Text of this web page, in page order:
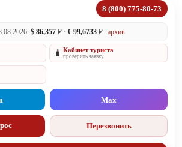
8 (800) 775-80-73
$ 86,357 ₽ · € 99,6733 ₽ архив
🧳 Кабинет туриста
проверить заявку
Max
Перезвонить